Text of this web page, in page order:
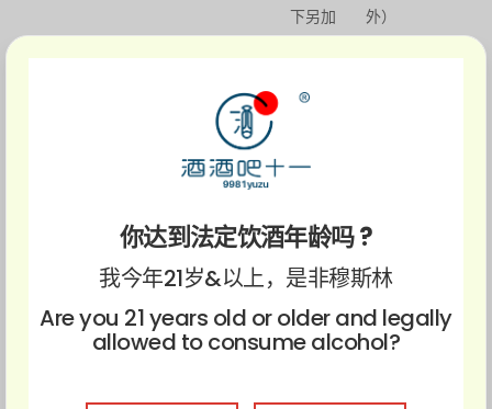
下另加
外）
下午6点
之前付款
依据第3方
KL/Selangor
下午2点
~6点
由于敏感物品和易碎品，我们的送货合作伙伴将至少2-4
个工作日送到(西马）
我们目在周六、周日和公共假期下单，你的订单将在下一
个工作日处理。在节日期间，您的物品可能会延迟送达。
你达到法定饮酒年龄吗 ?
我今年21岁&以上，是非穆斯林
Are you 21 years old or older and legally
allowed to consume alcohol?